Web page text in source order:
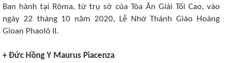
Ban hành tại Rôma, từ trụ sở của Tòa Ân Giải Tối Cao, vào
ngày 22 tháng 10 năm 2020, Lễ Nhớ Thánh Giáo Hoàng
Gioan Phaolô II.
+ Đức Hồng Y Maurus Piacenza